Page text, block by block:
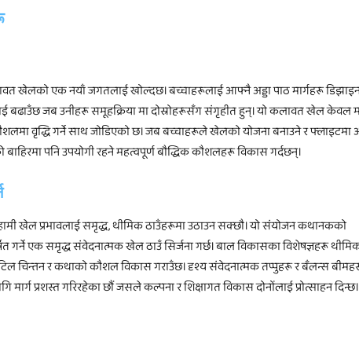
खेलको एक नयाँ जगतलाई खोल्दछ। बच्चाहरूलाई आफ्नै अड्डा पाठ मार्गहरू
जब उनीहरू समूहक्रिया मा दोस्रोहरूसँग संगृहीत हुन्। यो कलावत खेल केवल
वृद्धि गर्ने साथ जोडिएको छ। जब बच्चाहरूले खेलको योजना बनाउने र फ्लाइटमा
पनि उपयोगी रहने महत्वपूर्ण बौद्धिक कौशलहरू विकास गर्दछन्।
खेल प्रभावलाई समृद्ध, थीमिक ठाउँहरूमा उठाउन सक्छौ। यो संयोजन कथानकको
गर्ने एक समृद्ध संवेदनात्मक खेल ठाउँ सिर्जना गर्छ। बाल विकासका विशेषज्ञहरू
चिन्तन र कथाको कौशल विकास गराउँछ। दृश्य संवेदनात्मक तप्पुहरू र बँलन्स
प्रशस्त गरिरहेका छौं जसले कल्पना र शिक्षागत विकास दोनोंलाई प्रोत्साहन दिन्छ।